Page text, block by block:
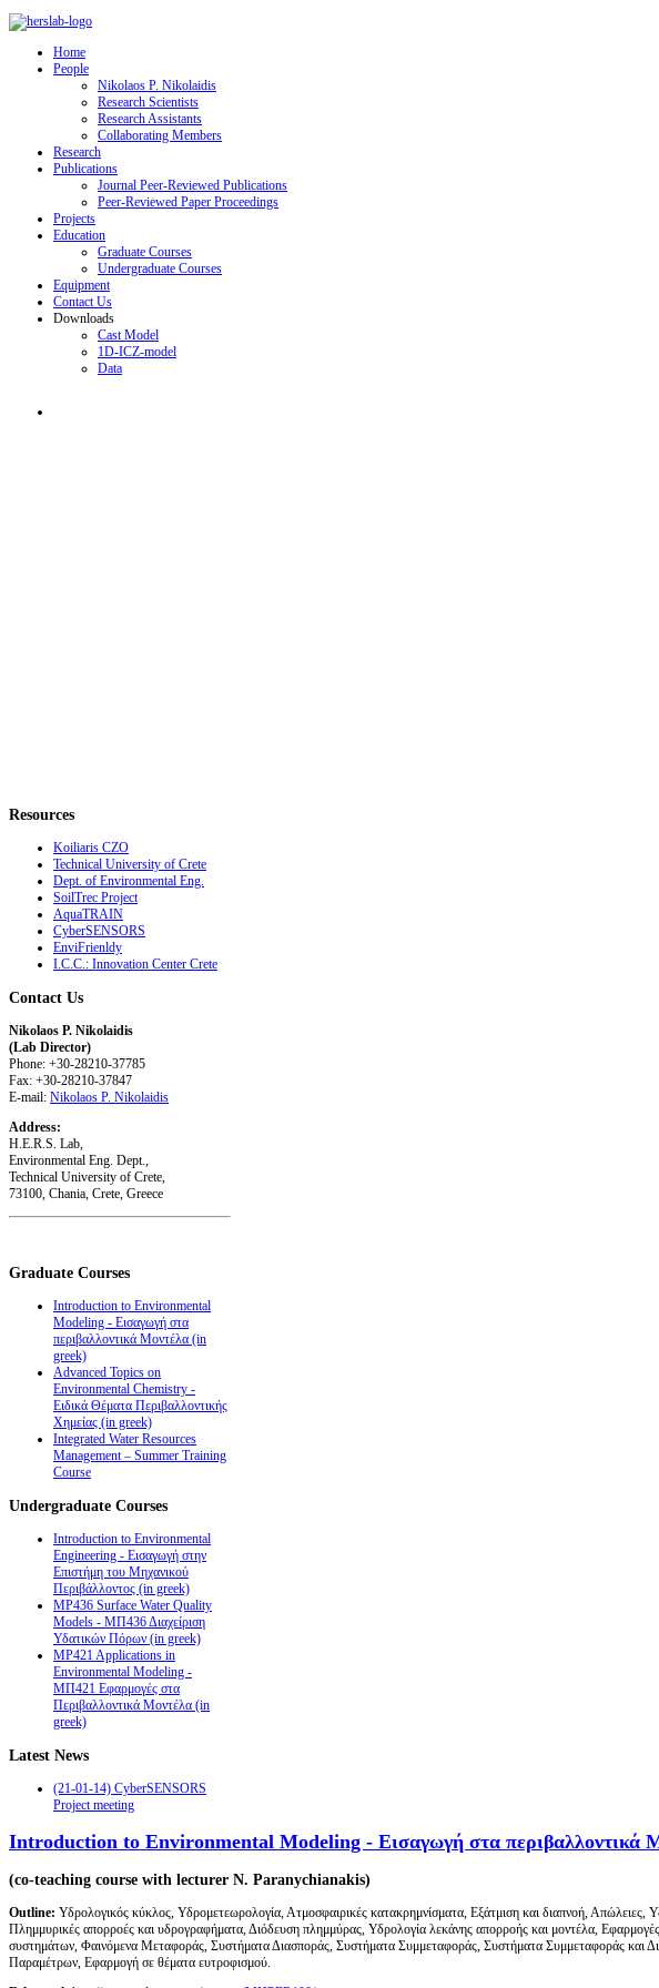
Home
People
Nikolaos P. Nikolaidis
Research Scientists
Research Assistants
Collaborating Members
Research
Publications
Journal Peer-Reviewed Publications
Peer-Reviewed Paper Proceedings
Projects
Education
Graduate Courses
Undergraduate Courses
Equipment
Contact Us
Downloads
Cast Model
1D-ICZ-model
Data
Resources
Koiliaris CZO
Technical University of Crete
Dept. of Environmental Eng.
SoilTrec Project
AquaTRAIN
CyberSENSORS
EnviFrienldy
I.C.C.: Innovation Center Crete
Contact Us
Nikolaos P. Nikolaidis
(Lab Director)
Phone: +30-28210-37785
Fax: +30-28210-37847
E-mail: Nikolaos P. Nikolaidis
Address:
H.E.R.S. Lab,
Environmental Eng. Dept.,
Technical University of Crete,
73100, Chania, Crete, Greece
Graduate Courses
Introduction to Environmental
Modeling - Εισαγωγή στα
περιβαλλοντικά Μοντέλα (in
greek)
Advanced Topics on
Environmental Chemistry -
Ειδικά Θέματα Περιβαλλοντικής
Χημείας (in greek)
Integrated Water Resources
Management – Summer Training
Course
Undergraduate Courses
Introduction to Environmental
Engineering - Εισαγωγή στην
Επιστήμη του Μηχανικού
Περιβάλλοντος (in greek)
MP436 Surface Water Quality
Models - ΜΠ436 Διαχείριση
Υδατικών Πόρων (in greek)
MP421 Applications in
Environmental Modeling -
ΜΠ421 Εφαρμογές στα
Περιβαλλοντικά Μοντέλα (in
greek)
Latest News
(21-01-14) CyberSENSORS
Project meeting
Introduction to Environmental Modeling - Εισαγωγή στα περιβαλλοντικά
(co-teaching course with lecturer N. Paranychianakis)
Outline: Υδρολογικός κύκλος, Υδρομετεωρολογία, Ατμοσφαιρικές κατακρημνίσματα, Εξάτμιση και διαπνοή, Απώλειες,
Πλημμυρικές απορροές και υδρογραφήματα, Διόδευση πλημμύρας, Υδρολογία λεκάνης απορροής και μοντέλα,
συστημάτων, Φαινόμενα Μεταφοράς, Συστήματα Διασποράς, Συστήματα Συμμεταφοράς, Συστήματα Συμμεταφοράς και
Παραμέτρων, Εφαρμογή σε θέματα ευτροφισμού.